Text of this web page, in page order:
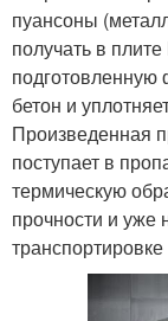
пуансоны
получать в
подготовленную
бетон и
Произведенная
поступает в
термическую
прочности и уже